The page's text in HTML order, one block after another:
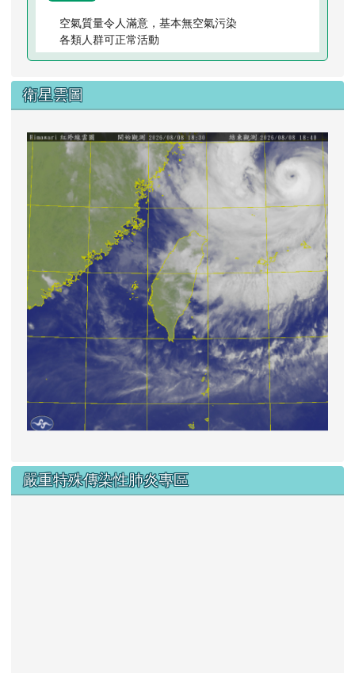
空氣質量令人滿意，基本無空氣污染
各類人群可正常活動
衛星雲圖
link
嚴重特殊傳染性肺炎專區